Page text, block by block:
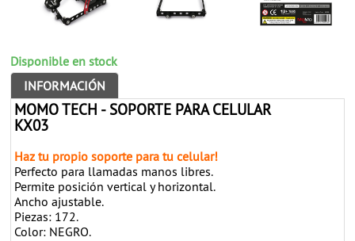
Disponible en stock
INFORMACIÓN
MOMO TECH - SOPORTE PARA CELULAR
KX03
Haz tu propio soporte para tu celular!
Perfecto para llamadas manos libres.
Permite posición vertical y horizontal.
Ancho ajustable.
Piezas: 172.
Color: NEGRO.